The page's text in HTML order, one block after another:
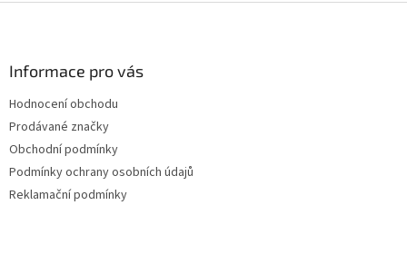
Informace pro vás
Hodnocení obchodu
Prodávané značky
Obchodní podmínky
Podmínky ochrany osobních údajů
Reklamační podmínky